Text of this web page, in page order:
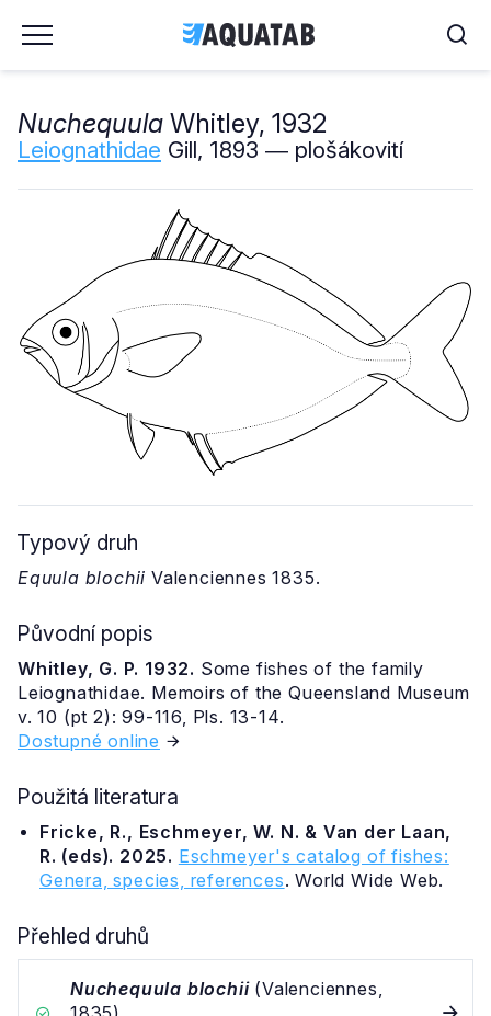
Nuchequula Whitley, 1932
Leiognathidae Gill, 1893 ― plošákovití
Typový druh
Equula blochii Valenciennes 1835.
Původní popis
Whitley, G. P. 1932. Some fishes of the family
Leiognathidae. Memoirs of the Queensland Museum
v. 10 (pt 2): 99-116, Pls. 13-14.
Dostupné online
Použitá literatura
Fricke, R., Eschmeyer, W. N. & Van der Laan,
R. (eds). 2025. Eschmeyer's catalog of fishes:
Genera, species, references. World Wide Web.
Přehled druhů
Nuchequula blochii(Valenciennes,